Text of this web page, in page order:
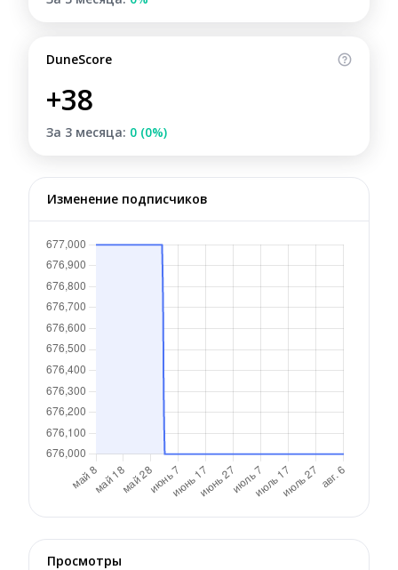
DuneScore
+38
За 3 месяца: 0 (0%)
Изменение подписчиков
Просмотры